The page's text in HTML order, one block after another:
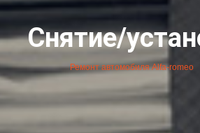
Снятие/
Ремонт автомобиля Alfa-romeo